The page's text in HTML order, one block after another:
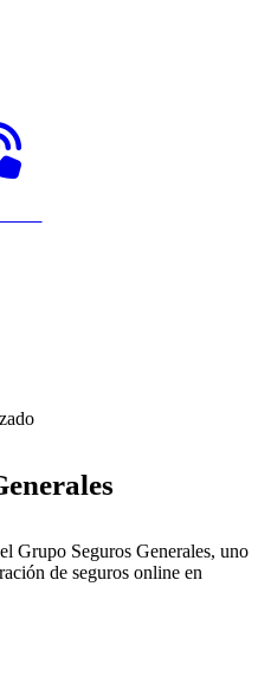
Grupo Seguros Generales, uno
de seguros online en